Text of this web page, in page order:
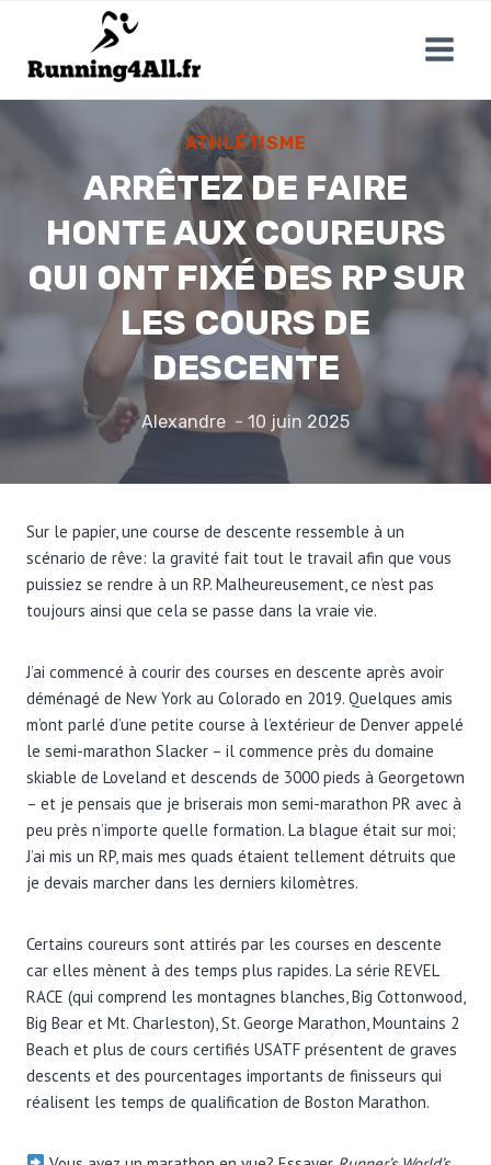
contenu
ATHLÉTISME
ARRÊTEZ DE FAIRE
HONTE AUX COUREURS
QUI ONT FIXÉ DES RP SUR
LES COURS DE
DESCENTE
Alexandre 10 juin 2025
Sur le papier, une course de descente ressemble à un
scénario de rêve: la gravité fait tout le travail afin que vous
puissiez se rendre à un RP. Malheureusement, ce n’est pas
toujours ainsi que cela se passe dans la vraie vie.
J’ai commencé à courir des courses en descente après avoir
déménagé de New York au Colorado en 2019. Quelques amis
m’ont parlé d’une petite course à l’extérieur de Denver appelé
le semi-marathon Slacker – il commence près du domaine
skiable de Loveland et descends de 3000 pieds à Georgetown
– et je pensais que je briserais mon semi-marathon PR avec à
peu près n’importe quelle formation. La blague était sur moi;
J’ai mis un RP, mais mes quads étaient tellement détruits que
je devais marcher dans les derniers kilomètres.
Certains coureurs sont attirés par les courses en descente
car elles mènent à des temps plus rapides. La série REVEL
RACE (qui comprend les montagnes blanches, Big Cottonwood,
Big Bear et Mt. Charleston), St. George Marathon, Mountains 2
Beach et plus de cours certifiés USATF présentent de graves
descents et des pourcentages importants de finisseurs qui
réalisent les temps de qualification de Boston Marathon.